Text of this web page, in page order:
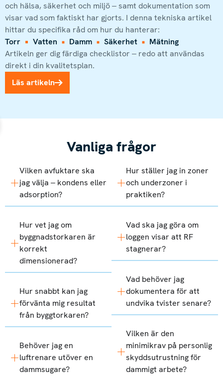
och hälsa, säkerhet och miljö – samt dokumentation som
visar vad som faktiskt har gjorts. I denna tekniska artikel
hittar du specifika råd om hur du hanterar:
Torr
Vatten Damm Säkerhet
Mätning
Artikeln ger dig färdiga checklistor – redo att användas
direkt i din kvalitetsplan.
Läs artikeln
Vanliga frågor
Vilken avfuktare ska
jag välja – kondens eller
adsorption?
Hur vet jag om
byggnadstorkaren är
korrekt
dimensionerad?
Hur snabbt kan jag
förvänta mig resultat
från byggtorkaren?
Behöver jag en
luftrenare utöver en
dammsugare?
Hur ställer jag in zoner
och underzoner i
praktiken?
Vad ska jag göra om
loggen visar att RF
stagnerar?
Vad behöver jag
dokumentera för att
undvika tvister senare?
Vilken är den
minimikrav på personlig
skyddsutrustning för
dammigt arbete?